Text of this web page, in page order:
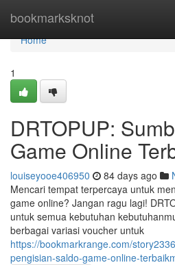
bookmarksknot
Home
Home
1
DRTOPUP:
Game Online
louiseyooe406950 84 days ago
Mencari tempat terpercaya untuk
game online? Jangan ragu lagi!
untuk semua kebutuhan
berbagai variasi voucher untuk
https://bookmarkrange.com/
pengisian-saldo-game-online-